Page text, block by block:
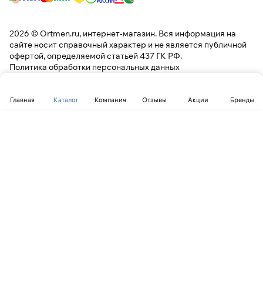
Главная Каталог Компания Отзывы Акции Бренды
2026 © Ortmen.ru, интернет-магазин. Вся информация на
сайте носит справочный характер и не является публичной
офертой, определяемой статьей 437 ГК РФ.
Политика обработки персональных данных